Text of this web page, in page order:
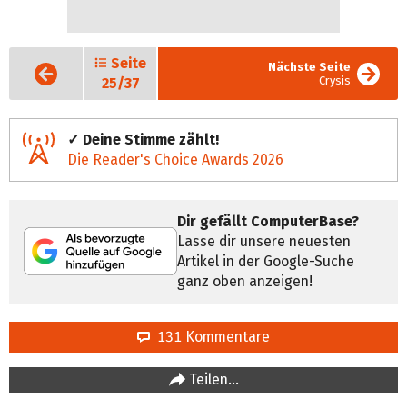
Vorige
Seite
Seite
25/37
Nächste Seite
Crysis
✓ Deine Stimme zählt!
Die Reader's Choice Awards 2026
Dir gefällt ComputerBase?
Lasse dir unsere neuesten
Artikel in der Google-Suche
ganz oben anzeigen!
131 Kommentare
Teilen…